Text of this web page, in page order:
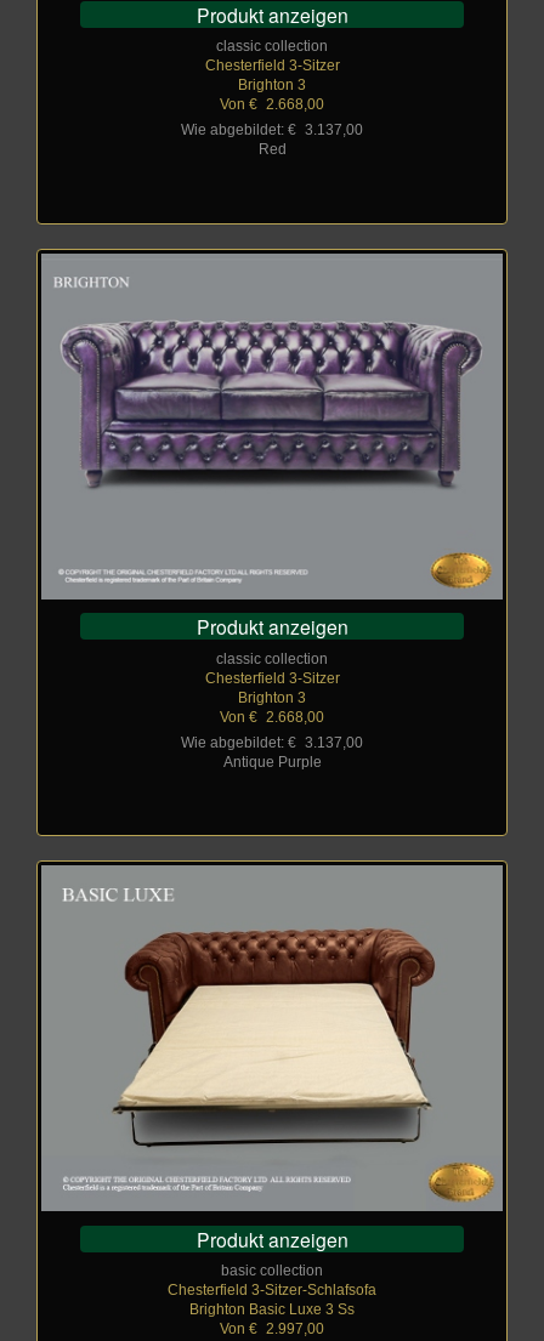
Produkt anzeigen
classic collection
Chesterfield 3-Sitzer
Brighton 3
Von € 2.668,00
Wie abgebildet: € 3.137,00
Red
Produkt anzeigen
classic collection
Chesterfield 3-Sitzer
Brighton 3
Von € 2.668,00
Wie abgebildet: € 3.137,00
Antique Purple
Produkt anzeigen
basic collection
Chesterfield 3-Sitzer-Schlafsofa
Brighton Basic Luxe 3 Ss
Von € 2.997,00